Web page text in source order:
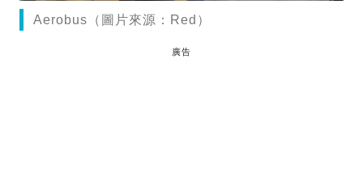
Aerobus（圖片來源：Red）
廣告